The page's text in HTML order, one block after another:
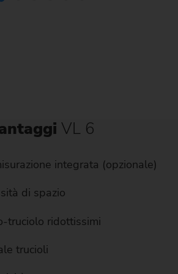
VL 6
integrata (opzionale)
di spazio
truciolo ridottissimi
trucioli